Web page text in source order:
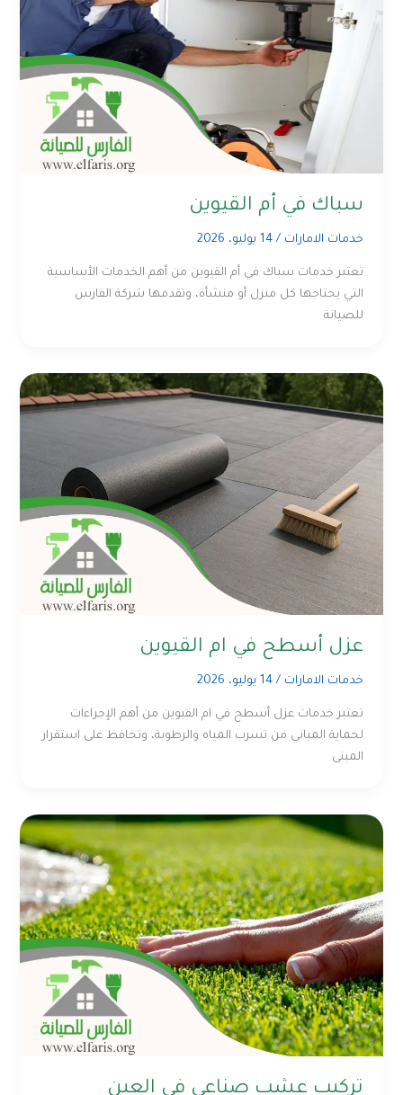
سباك في أم القيوين
خدمات الامارات /14 يوليو، 2026
تعتبر خدمات سباك في أم القيوين من أهم الخدمات الأساسية
التي يحتاجها كل منزل أو منشأة، وتقدمها شركة الفارس
للصيانة
عزل أسطح في ام القيوين
خدمات الامارات /14 يوليو، 2026
تعتبر خدمات عزل أسطح في ام القيوين من أهم الإجراءات
لحماية المباني من تسرب المياه والرطوبة، وتحافظ على استقرار
المبنى
تركيب عشب صناعي في العين